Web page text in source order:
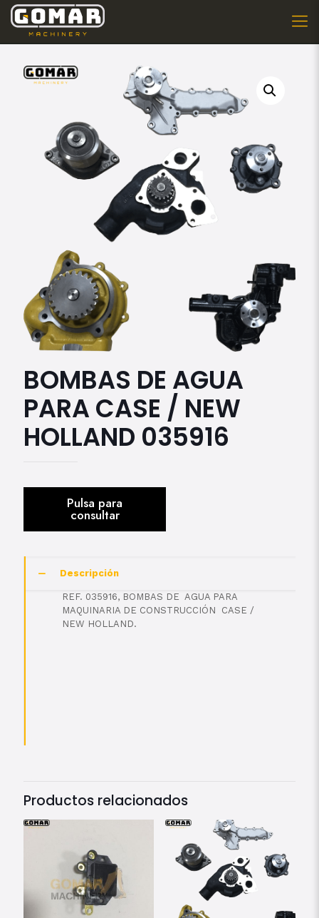
BOMBAS DE AGUA
PARA CASE / NEW
HOLLAND 035916
Descripción
REF. 035916, BOMBAS DE AGUA PARA
MAQUINARIA DE CONSTRUCCIÓN CASE /
NEW HOLLAND.
Productos relacionados